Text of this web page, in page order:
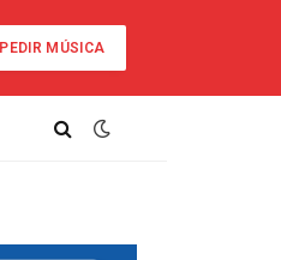
PEDIR MÚSICA